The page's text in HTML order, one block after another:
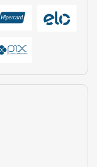
fora com